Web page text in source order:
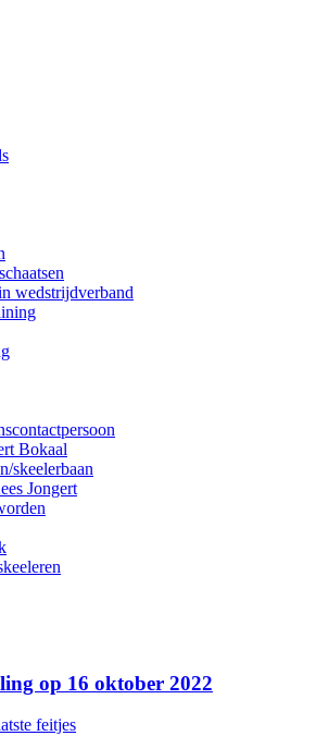
wedstrijdverband
Bokaal
skeelerbaan
Jongert
op 16 oktober 2022
feitjes